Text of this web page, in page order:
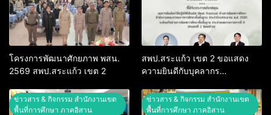
ปีงบประมาณ 2569
โครงการพัฒนาศักยภาพ พสน.
2569 สพป.สระแก้ว เขต 2
สพป.สระแก้ว เขต 2 ขอแสดง
ความยินดีกับบุคลากร
ข่าวสาร & กิจกรรม สำนักงานเขต
พื้นที่การศึกษา ภาคอิสาน
ข่าวสาร & กิจกรรม สำนักงานเขต
พื้นที่การศึกษา ภาคอิสาน